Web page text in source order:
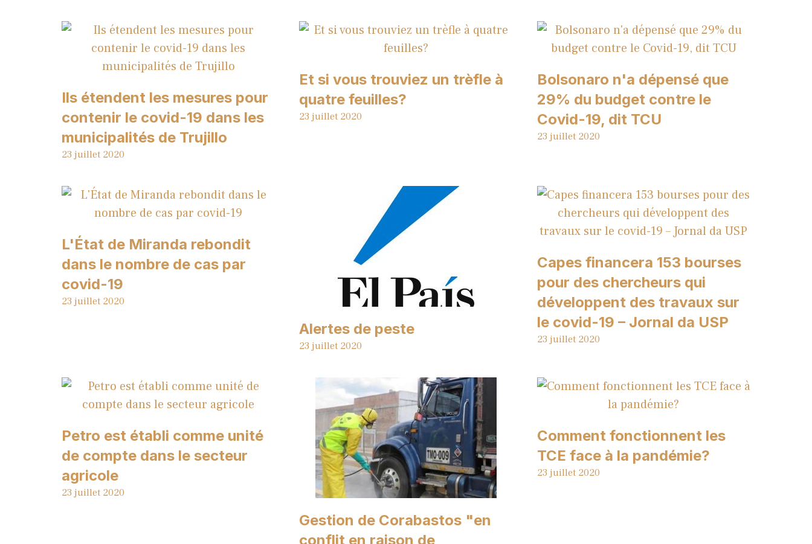
Ils étendent les mesures pour
contenir le covid-19 dans les
municipalités de Trujillo
23 juillet 2020
Et si vous trouviez un trèfle à
quatre feuilles?
23 juillet 2020
Bolsonaro n'a dépensé que
29% du budget contre le
Covid-19, dit TCU
23 juillet 2020
L'État de Miranda rebondit
dans le nombre de cas par
covid-19
23 juillet 2020
Alertes de peste
23 juillet 2020
Capes financera 153 bourses
pour des chercheurs qui
développent des travaux sur
le covid-19 – Jornal da USP
23 juillet 2020
Petro est établi comme unité
de compte dans le secteur
agricole
23 juillet 2020
Gestion de Corabastos "en
conflit en raison de
Comment fonctionnent les
TCE face à la pandémie?
23 juillet 2020